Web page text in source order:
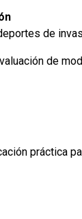
de
de
práctica